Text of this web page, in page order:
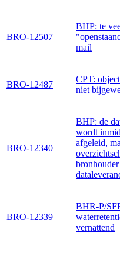
BRO-12507
BHP: te
mail
BRO-12487
CPT:
niet
BRO-12340
BHP: de
wordt
afgeleid,
BRO-12339
BHR-P/
vernattend